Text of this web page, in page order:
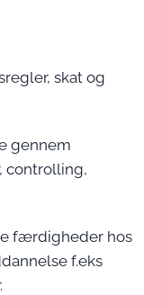
skat og
gennem
controlling,
færdigheder hos
f.eks